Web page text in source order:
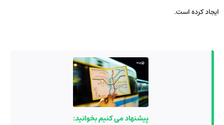
ایجاد کرده است.
پیشنهاد می کنیم بخوانید: